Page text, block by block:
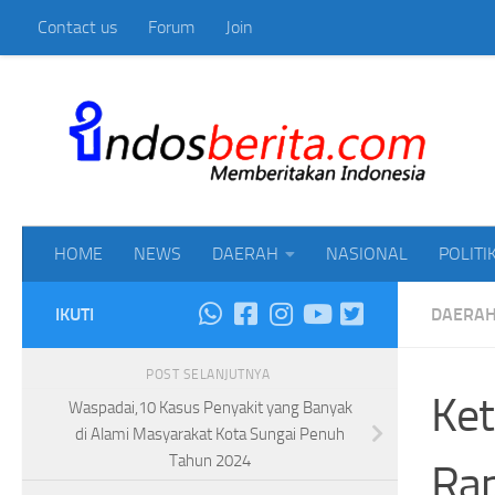
Skip to content
Contact us Forum Join
HOME NEWS DAERAH NASIONAL
DAERAH
IKUTI
POST SELANJUTNYA
Waspadai,10 Kasus Penyakit yang Banyak
di Alami Masyarakat Kota Sungai Penuh
Tahun 2024